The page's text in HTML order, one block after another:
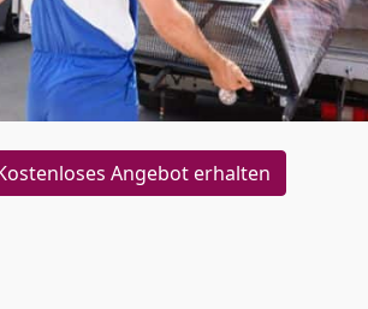
Angebot erhalten